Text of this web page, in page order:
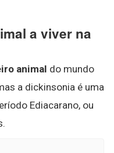
a viver na
animal do mundo
a dickinsonia é uma
Ediacarano, ou